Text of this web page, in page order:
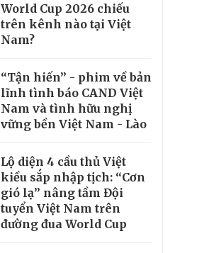
World Cup 2026 chiếu
trên kênh nào tại Việt
Nam?
“Tận hiến” - phim về bản
lĩnh tình báo CAND Việt
Nam và tình hữu nghị
vững bền Việt Nam - Lào
Lộ diện 4 cầu thủ Việt
kiều sắp nhập tịch: “Cơn
gió lạ” nâng tầm Đội
tuyển Việt Nam trên
đường đua World Cup